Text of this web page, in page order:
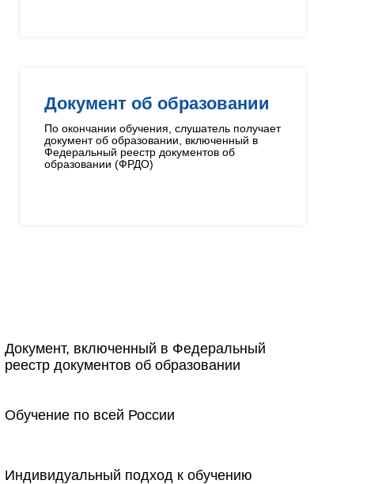
Документ об образовании
По окончании обучения, слушатель получает
документ об образовании, включенный в
Федеральный реестр документов об
образовании (ФРДО)
Документ, включенный в Федеральный
реестр документов об образовании
Обучение по всей России
Индивидуальный подход к обучению